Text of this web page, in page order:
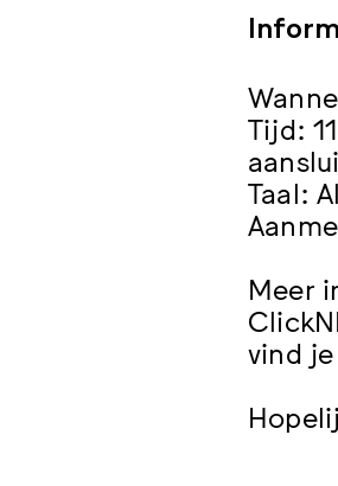
Tijd:
Taal:
Meer
vind je